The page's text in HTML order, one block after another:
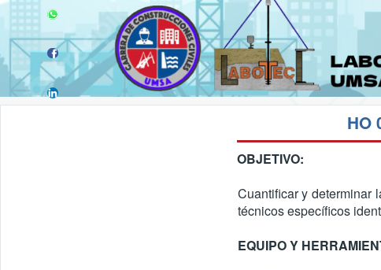
HO
OBJETIVO:
Cuantificar y determinar
técnicos específicos
EQUIPO Y